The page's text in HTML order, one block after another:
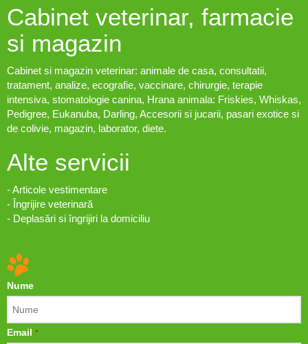
Cabinet veterinar, farmacie
si magazin
Cabinet si magazin veterinar: animale de casa, consultatii,
tratament, analize, ecografie, vaccinare, chirurgie, terapie
intensiva, stomatologie canina, Hrana animala: Friskies, Whiskas,
Pedigree, Eukanuba, Darling, Accesorii si jucarii, pasari exotice si
de colivie, magazin, laborator, diete.
Alte servicii
- Articole vestimentare
- Îngrijire veterinară
- Deplasări si îngrijiri la domiciliu
Nume
Email *